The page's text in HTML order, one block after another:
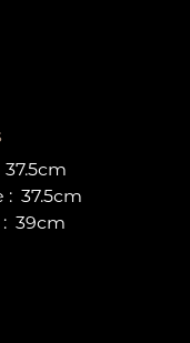
37.5cm
: 37.5cm
39cm